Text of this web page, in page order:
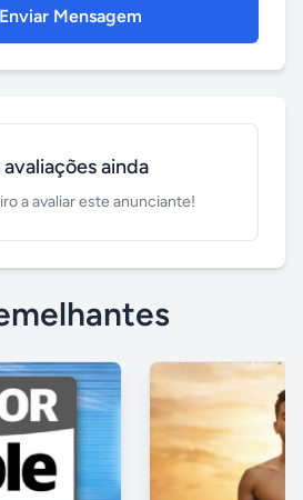
Enviar Mensagem
avaliações ainda
a avaliar este anunciante!